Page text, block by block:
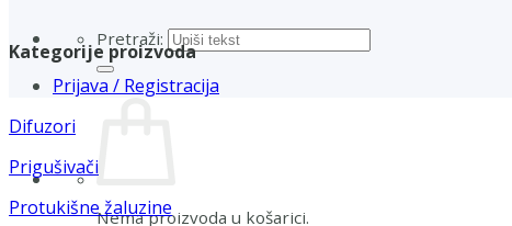
Pretraži:
Prijava / Registracija
Nema proizvoda u košarici.
Kategorije proizvoda
Difuzori
Prigušivači
Protukišne žaluzine